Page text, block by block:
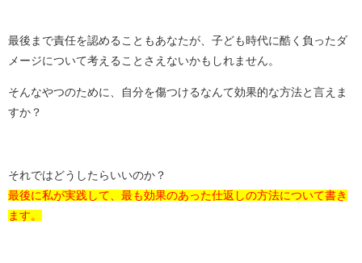
最後まで責任を認めることもあなたが、子ども時代に酷く負ったダ
メージについて考えることさえないかもしれません。
そんなやつのために、自分を傷つけるなんて効果的な方法と言えま
すか？
それではどうしたらいいのか？
最後に私が実践して、最も効果のあった仕返しの方法について書き
ます。